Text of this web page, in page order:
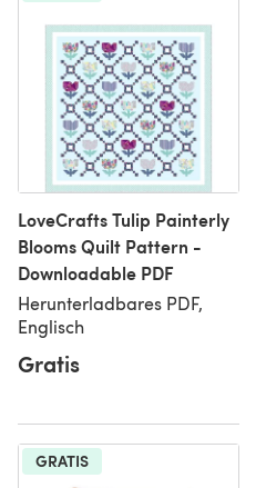
LoveCrafts Tulip Painterly
Blooms Quilt Pattern -
Downloadable PDF
Herunterladbares PDF,
Englisch
Gratis
GRATIS